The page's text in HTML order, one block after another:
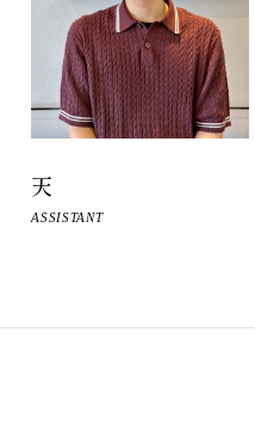
天
ASSISTANT